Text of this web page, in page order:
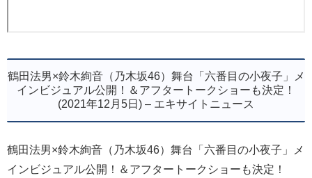
鶴田法男×鈴木絢音（乃木坂46）舞台「六番目の小夜子」メ
インビジュアル公開！＆アフタートークショーも決定！
(2021年12月5日) – エキサイトニュース
鶴田法男×鈴木絢音（乃木坂46）舞台「六番目の小夜子」メ
インビジュアル公開！＆アフタートークショーも決定！